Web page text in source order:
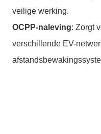
veilige werking.
OCPP-naleving: Zorgt
verschillende EV-